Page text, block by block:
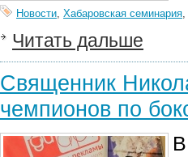
Новости, Хабаровская семинария,
Читать дальше
Священник
чемпионов по